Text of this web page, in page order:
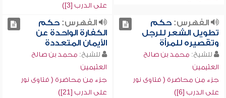
على الدرب [3])
الفهرس:حكم
تطويل الشعر للرجل
وتقصيره للمرأة
للشيخ: محمد بن صالح
العثيمين
جزء من محاضرة ( فتاوى نور
على الدرب [6])
الفهرس:حكم
الكفارة الواحدة عن
الأيمان المتعددة
للشيخ: محمد بن صالح
العثيمين
جزء من محاضرة ( فتاوى نور
على الدرب [21])